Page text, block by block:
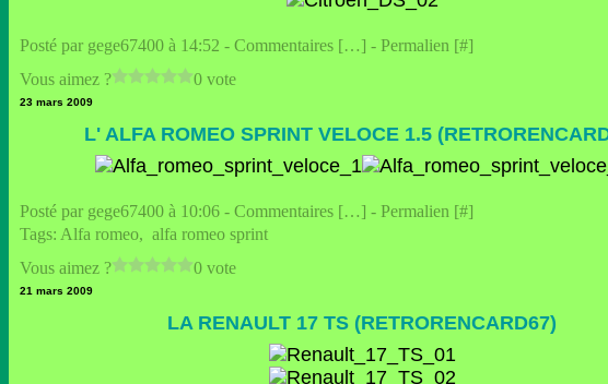
Posté par gege67400 à 14:52 - Commentaires […] - Permalien [#]
Vous aimez ?
0 vote
23 mars 2009
L' ALFA ROMEO SPRINT VELOCE 1.5
Posté par gege67400 à 10:06 - Commentaires […] - Permalien [#]
Tags: Alfa romeo, alfa romeo sprint
Vous aimez ?
0 vote
21 mars 2009
LA RENAULT 17 TS (RETRORENCARD67)